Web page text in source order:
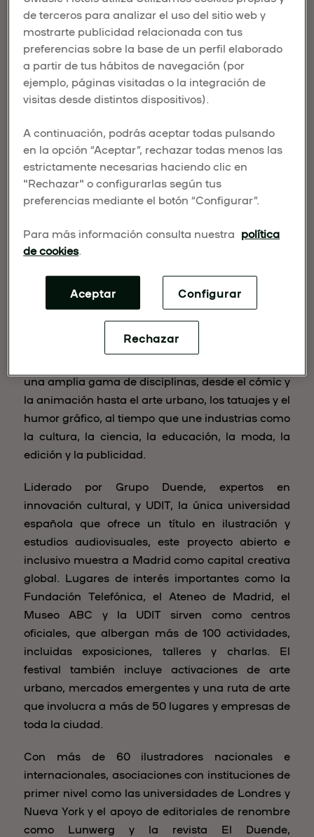
Publicado el 11 de febrero de 2025
Celebra la creciente influencia de la ilustración en
festivales donde las obras de talentos emergentes
y creadores icónicos esperan ser descubiertas.
ILUSTRAWEEK e ILUSTRAFEST pintan Madrid a
centro dinámico de creación contemporánea.
Este festival colorido y multidisciplinar, que
combina tradición e innovación, pone a los
creadores en el centro del escenario. El evento
una amplia gama de disciplinas, desde el cómic y
la animación hasta el arte urbano, los tatuajes y el
humor gráfico, al tiempo que une industrias como
la cultura, la ciencia, la educación, la moda, la
edición y la publicidad.
Liderado por Grupo Duende, expertos en
innovación cultural, y UDIT, la única universidad
española que ofrece un título en ilustración y
estudios audiovisuales, este proyecto abierto e
inclusivo muestra a Madrid como capital creativa
global. Lugares de interés importantes como la
Fundación Telefónica, el Ateneo de Madrid, el
Museo ABC y la UDIT sirven como centros
oficiales, que albergan más de 100 actividades,
incluidas exposiciones, talleres y charlas. El
festival también incluye activaciones de arte
urbano, mercados emergentes y una ruta de arte
que involucra a más de 50 lugares y empresas de
toda la ciudad.
Con más de 60 ilustradores nacionales e
internacionales, asociaciones con instituciones de
primer nivel como las universidades de Londres y
Nueva York y el apoyo de editoriales de renombre
como Lunwerg y la revista El Duende,
de terceros para analizar el uso del sitio web y
mostrarte publicidad relacionada con tus
preferencias sobre la base de un perfil elaborado
a partir de tus hábitos de navegación (por
ejemplo, páginas visitadas o la integración de
visitas desde distintos dispositivos).
A continuación, podrás aceptar todas pulsando
en la opción “Aceptar”, rechazar todas menos las
estrictamente necesarias haciendo clic en
"Rechazar" o configurarlas según tus
preferencias mediante el botón “Configurar”.
Para más información consulta nuestra política
de cookies.
Rechazar
Aceptar Configurar